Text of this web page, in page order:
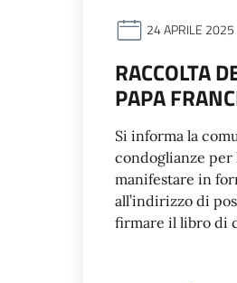
24 APRILE 2025
RACCOLTA
PAPA
Si informa la
condoglianze per
manifestare in
all’indirizzo di
firmare il libro di